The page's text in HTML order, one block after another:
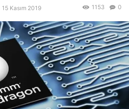
15 Kasım 2019 0
1153